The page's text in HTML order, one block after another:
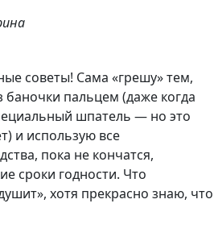
советы! Сама «грешу» тем,
баночки пальцем (даже когда
шпатель — но это
и использую все
пока не кончатся,
сроки годности. Что
хотя прекрасно знаю, что